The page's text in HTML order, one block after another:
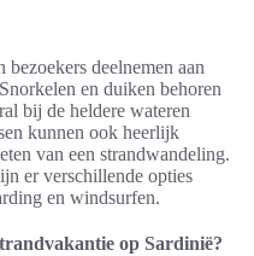
deelnemen aan
en duiken behoren
bij de heldere wateren
kunnen ook heerlijk
van een strandwandeling.
er verschillende opties
en windsurfen.
op Sardinië?